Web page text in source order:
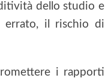
dello studio e
errato, il rischio di
i rapporti